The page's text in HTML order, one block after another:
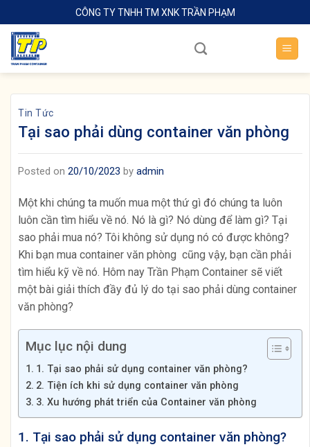
to
content
CÔNG TY TNHH TM XNK TRẦN PHẠM
Tin Tức
Tại sao phải dùng container văn phòng
Posted on 20/10/2023 by admin
Một khi chúng ta muốn mua một thứ gì đó chúng ta luôn
luôn cần tìm hiểu về nó. Nó là gì? Nó dùng để làm gì? Tại
sao phải mua nó? Tôi không sử dụng nó có được không?
Khi bạn mua container văn phòng cũng vậy, bạn cần phải
tìm hiểu kỹ về nó. Hôm nay Trần Phạm Container sẽ viết
một bài giải thích đầy đủ lý do tại sao phải dùng container
văn phòng?
Mục lục nội dung
1. Tại sao phải sử dụng container văn phòng?
2. Tiện ích khi sử dụng container văn phòng
3. Xu hướng phát triển của Container văn phòng
1. Tại sao phải sử dụng container văn phòng?